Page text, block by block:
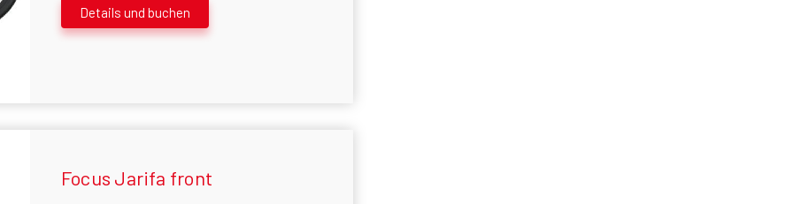
Sie weitere
Details und buchen
Focus Jarifa front